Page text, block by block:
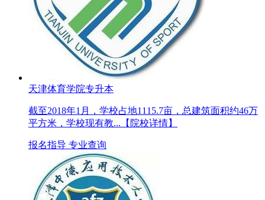
天津体育学院专升本
截至2018年1月，学校占地1115.7亩，总建筑面积约46万
平方米，学校现有教... 【院校详情】
报名指导 专业查询